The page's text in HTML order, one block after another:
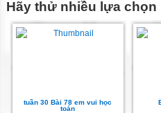
Muốn tính diện tích hình tam
Hãy thử nhiều lựa chọn
tuần 30 Bài 78 em vui học
toán